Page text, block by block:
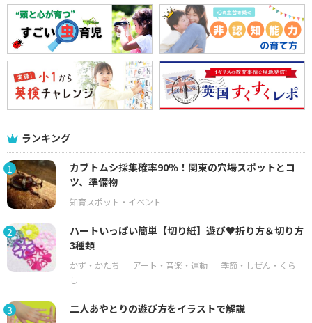
ランキング
1
カブトムシ採集確率90％！関東の穴場スポットとコ
ツ、準備物
2
ハートいっぱい簡単【切り紙】遊び♥折り方＆切り方
3種類
3 二人あやとりの遊び方をイラストで解説